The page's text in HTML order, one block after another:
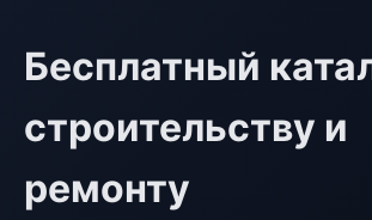
Бесплатный
строительству и
ремонту